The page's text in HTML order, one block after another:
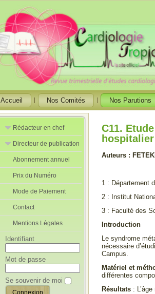
Accueil Nos Comités Nos Parutions
Rédacteur en chef
Rédacteurs en
Chef Adjoint
Directeur de publication
Directeur de
publication
adjoint
Abonnement annuel
Prix du Numéro
Mode de Paiement
Contact
Mentions Légales
Identifiant
Mot de passe
Se souvenir de moi
C11.
Auteurs :
1 : Département
2 : Institut
3 : Faculté des
Introduction
Le syndrome
nécessaire
Campus.
Matériel et
différentes
Résultats :